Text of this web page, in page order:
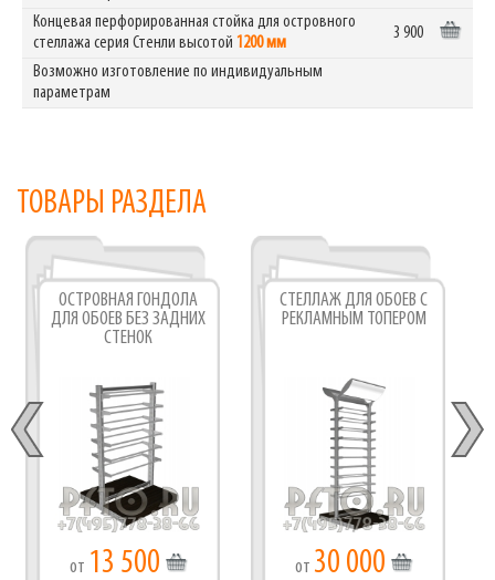
Концевая перфорированная стойка для островного
стеллажа серия Стенли высотой 1200 мм
3 900
Возможно изготовление по индивидуальным
параметрам
ТОВАРЫ РАЗДЕЛА
ОСТРОВНАЯ ГОНДОЛА
ДЛЯ ОБОЕВ БЕЗ ЗАДНИХ
СТЕНОК
от 13 500
СТЕЛЛАЖ ДЛЯ ОБОЕВ С
РЕКЛАМНЫМ ТОПЕРОМ
от 30 000